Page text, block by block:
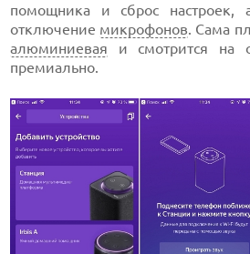
помощника и сброс настроек,
отключение микрофонов. Сама
алюминиевая и смотрится на
премиально.